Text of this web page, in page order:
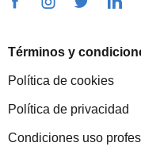
Términos y
Política de cookies
Política de privacidad
Condiciones uso